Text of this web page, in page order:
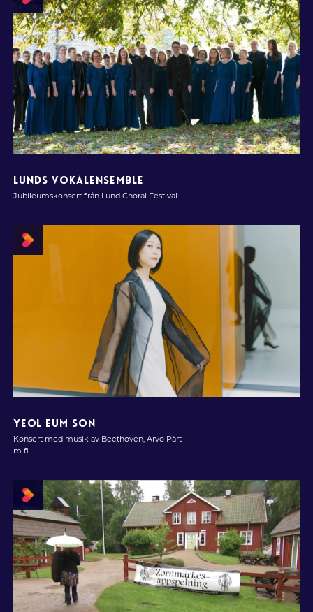
LUNDS VOKALENSEMBLE
Jubileumskonsert från Lund Choral Festival
YEOL EUM SON
Konsert med musik av Beethoven, Arvo Pärt
m fl